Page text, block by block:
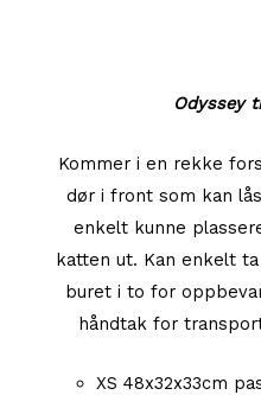
Odyssey
Kommer i en rekke
dør i front som kan
enkelt kunne
katten ut. Kan enkelt
buret i to for
håndtak for
XS 48x32x33cm